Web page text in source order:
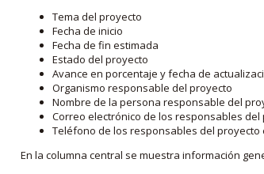
Tema del proyecto
Fecha de inicio
Fecha de fin estimada
Estado del proyecto
Avance en porcentaje y fecha de
Organismo responsable del proyecto
Nombre de la persona responsable del
Correo electrónico de los responsables
Teléfono de los responsables del proyecto
En la columna central se muestra información